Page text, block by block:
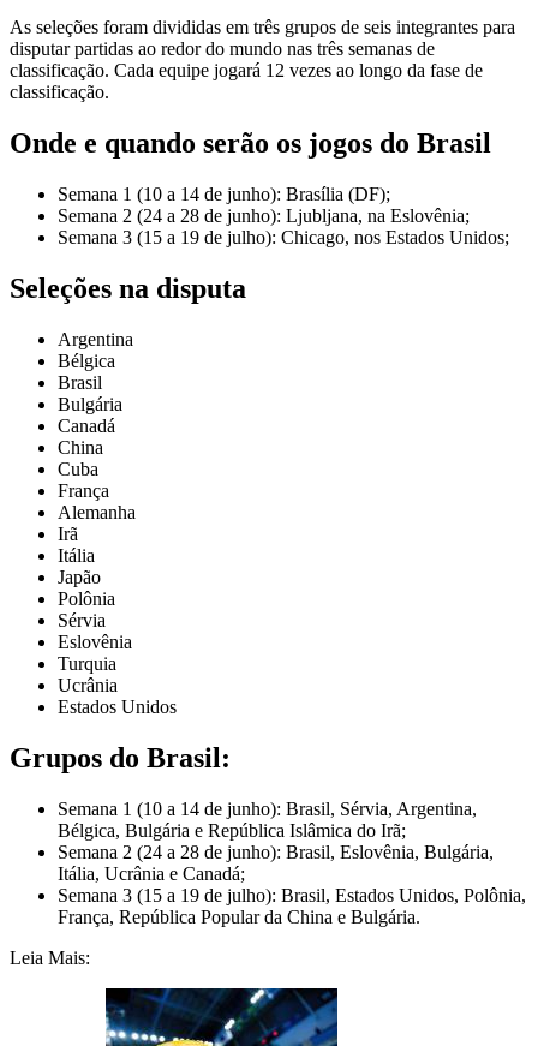
As seleções foram divididas em três grupos de seis integrantes para
disputar partidas ao redor do mundo nas três semanas de
classificação. Cada equipe jogará 12 vezes ao longo da fase de
classificação.
Onde e quando serão os jogos do Brasil
Semana 1 (10 a 14 de junho): Brasília (DF);
Semana 2 (24 a 28 de junho): Ljubljana, na Eslovênia;
Semana 3 (15 a 19 de julho): Chicago, nos Estados Unidos;
Seleções na disputa
Argentina
Bélgica
Brasil
Bulgária
Canadá
China
Cuba
França
Alemanha
Irã
Itália
Japão
Polônia
Sérvia
Eslovênia
Turquia
Ucrânia
Estados Unidos
Grupos do Brasil:
Semana 1 (10 a 14 de junho): Brasil, Sérvia, Argentina,
Bélgica, Bulgária e República Islâmica do Irã;
Semana 2 (24 a 28 de junho): Brasil, Eslovênia, Bulgária,
Itália, Ucrânia e Canadá;
Semana 3 (15 a 19 de julho): Brasil, Estados Unidos, Polônia,
França, República Popular da China e Bulgária.
Leia Mais: